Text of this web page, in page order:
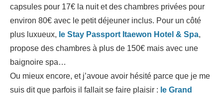
capsules pour 17€ la nuit et des chambres privées pour
environ 80€ avec le petit déjeuner inclus. Pour un côté
plus luxueux, le Stay Passport Itaewon Hotel & Spa,
propose des chambres à plus de 150€ mais avec une
baignoire spa…
Ou mieux encore, et j’avoue avoir hésité parce que je me
suis dit que parfois il fallait se faire plaisir : le Grand